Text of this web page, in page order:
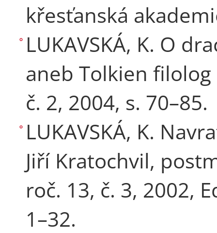
křesťanská
LUKAVSKÁ, K. O
aneb Tolkien filolog
č. 2, 2004, s. 70–85.
LUKAVSKÁ, K.
Jiří Kratochvil,
roč. 13, č. 3, 2002,
1–32.